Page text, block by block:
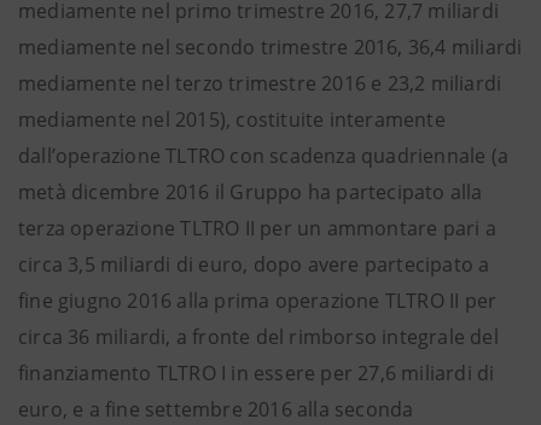
mediamente nel primo trimestre 2016, 27,7 miliardi
mediamente nel secondo trimestre 2016, 36,4 miliardi
mediamente nel terzo trimestre 2016 e 23,2 miliardi
mediamente nel 2015), costituite interamente
dall’operazione TLTRO con scadenza quadriennale (a
metà dicembre 2016 il Gruppo ha partecipato alla
terza operazione TLTRO II per un ammontare pari a
circa 3,5 miliardi di euro, dopo avere partecipato a
fine giugno 2016 alla prima operazione TLTRO II per
circa 36 miliardi, a fronte del rimborso integrale del
finanziamento TLTRO I in essere per 27,6 miliardi di
euro, e a fine settembre 2016 alla seconda